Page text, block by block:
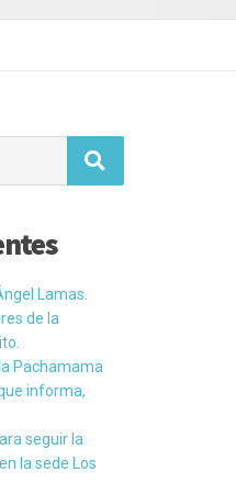
Lamas.
de la
Pachamama
informa,
seguir la
la sede Los